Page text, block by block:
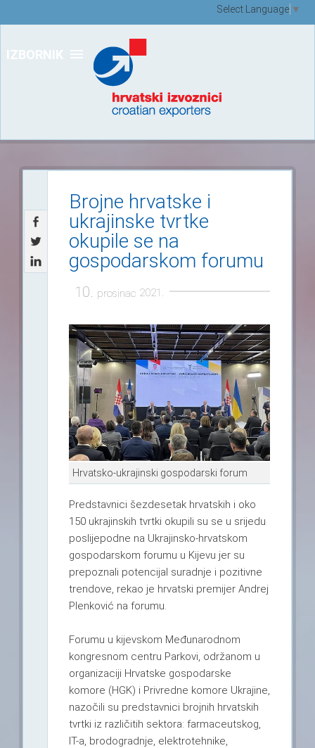
IZBORNIK
Select Language ▼
Brojne hrvatske i
ukrajinske tvrtke
okupile se na
gospodarskom forumu
10. prosinac 2021.
Hrvatsko-ukrajinski gospodarski forum
Predstavnici šezdesetak hrvatskih i oko
150 ukrajinskih tvrtki okupili su se u srijedu
poslijepodne na Ukrajinsko-hrvatskom
gospodarskom forumu u Kijevu jer su
prepoznali potencijal suradnje i pozitivne
trendove, rekao je hrvatski premijer Andrej
Plenković na forumu.
Forumu u kijevskom Međunarodnom
kongresnom centru Parkovi, održanom u
organizaciji Hrvatske gospodarske
komore (HGK) i Privredne komore Ukrajine,
nazočili su predstavnici brojnih hrvatskih
tvrtki iz različitih sektora: farmaceutskog,
IT-a, brodogradnje, elektrotehnike,